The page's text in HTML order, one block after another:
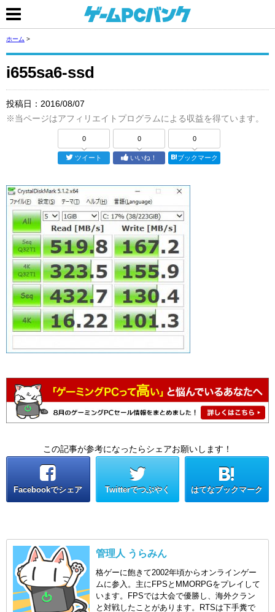
ホーム >
i655sa6-ssd
投稿日： 2016/08/07
※当ページはアフィリエイトプログラムによる収益を得ています。
0
ツイート
0
いいね！
0
ブックマーク
この記事が参考になったらシェアお願いします！
Facebookでシェア Twitterでつぶやく はてなブックマーク
管理人 うらみん
格ゲーに飽きて2002年頃からオンラインゲー
ムに参入。主にFPSとMMORPGをプレイして
います。FPSでは大会で優勝し、海外クラン
と対戦したことがあります。RTSは下手糞で